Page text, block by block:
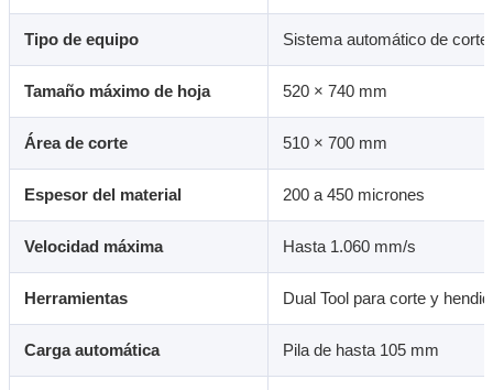
Tipo de equipo Sistema automático de corte
Tamaño máximo de hoja 520 × 740 mm
Área de corte 510 × 700 mm
Espesor del material 200 a 450 micrones
Velocidad máxima Hasta 1.060 mm/s
Herramientas Dual Tool para corte y
Carga automática Pila de hasta 105 mm